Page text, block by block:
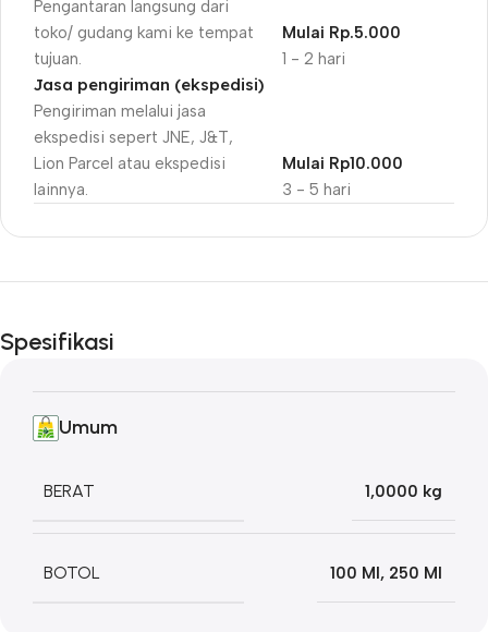
Pengantaran langsung dari
toko/ gudang kami ke tempat
tujuan.
1 - 2 hari
Mulai Rp.5.000
Jasa pengiriman (ekspedisi)
Pengiriman melalui jasa
ekspedisi sepert JNE, J&T,
Lion Parcel atau ekspedisi
lainnya.
3 - 5 hari
Mulai Rp10.000
Unbeatable offers
Blowout!
Spesifikasi
Umum
BERAT 1,0000 kg
BOTOL 100 Ml, 250 Ml